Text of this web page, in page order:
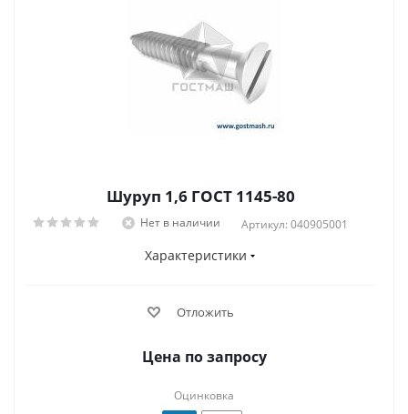
Шуруп 1,6 ГОСТ 1145-80
Нет в наличии Артикул: 040905001
Характеристики
Отложить
Цена по запросу
Оцинковка